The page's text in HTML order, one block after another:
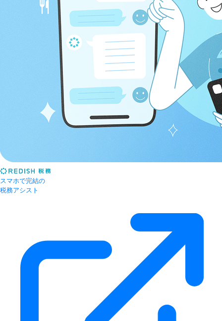
スマホで完結の
税務アシスト